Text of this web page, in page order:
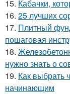
15. Кабачки,
16. 25 лучших
17. Плитный
пошаговая
18.
нужно знать о
19. Как выбрать
начинающим